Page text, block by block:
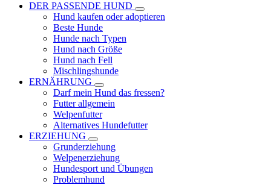
DER PASSENDE HUND
Hund kaufen oder adoptieren
Beste Hunde
Hunde nach Typen
Hund nach Größe
Hund nach Fell
Mischlingshunde
ERNÄHRUNG
Darf mein Hund das fressen?
Futter allgemein
Welpenfutter
Alternatives Hundefutter
ERZIEHUNG
Grunderziehung
Welpenerziehung
Hundesport und Übungen
Problemhund